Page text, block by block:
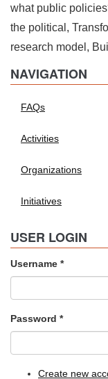
what public
the political,
research model,
NAVIGATION
FAQs
Activities
Organizations
Initiatives
USER LOGIN
Username *
Password *
Create new